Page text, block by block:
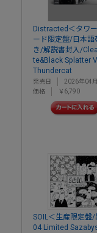
Distracted＜タワ
ード限定盤/日本語
き/解説書封入/
te&Black Splatter
Thundercat
発売日
2026年04
価格
￥6,790
SOIL＜生産限定盤/
04 Limited